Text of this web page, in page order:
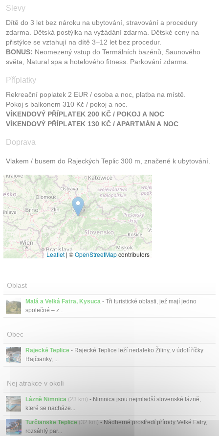
Slevy
Dítě do 3 let bez nároku na ubytování, stravování a procedury
zdarma. Dětská postýlka na vyžádání zdarma. Dětské ceny na
přistýlce se vztahují na dítě 3–12 let bez procedur.
BONUS: Neomezený vstup do Termálních bazénů, Saunového
světa, Natural spa a hotelového fitness. Parkování zdarma.
Příplatky
Rekreační poplatek 2 EUR / osoba a noc, platba na místě.
Pokoj s balkonem 310 Kč / pokoj a noc.
VÍKENDOVÝ PŘÍPLATEK 200 KČ / POKOJ A NOC
VÍKENDOVÝ PŘÍPLATEK 130 KČ / APARTMÁN A NOC
Doprava
Vlakem / busem do Rajeckých Teplic 300 m, značené k ubytování.
Leaflet | ©OpenStreetMapcontributors
Oblast
Malá a Velká Fatra, Kysuca - Tři turistické oblasti, jež mají jedno
společné – z...
Obec
Rajecké Teplice - Rajecké Teplice leží nedaleko Žiliny, v údolí říčky
Rajčianky, ...
Nej atrakce v okolí
Lázně Nimnica (23 km) - Nimnica jsou nejmladší slovenské lázně,
které se nacháze...
Turčianske Teplice (32 km) - Nádherné prostředí přírody Velké Fatry,
rozsáhlý par...